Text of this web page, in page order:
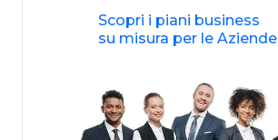
Scopri i piani business
su misura per le Aziende